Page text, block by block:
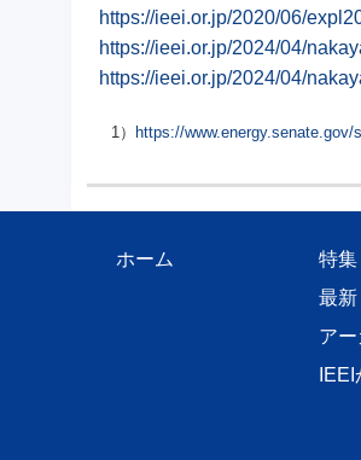
https://ieei.or.jp/2020/06/
https://ieei.or.jp/2024/04/
https://ieei.or.jp/2024/04/
1） https://
ホーム
特集
最新
ア